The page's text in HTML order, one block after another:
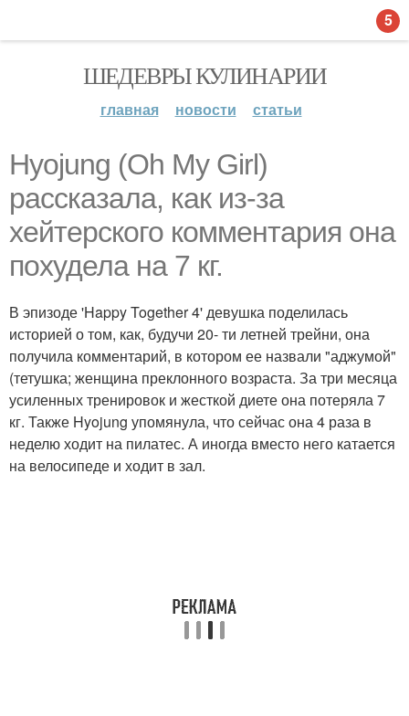
ШЕДЕВРЫ КУЛИНАРИИ
главная новости статьи
Hyojung (Oh My Girl)
рассказала, как из-за
хейтерского комментария она
похудела на 7 кг.
В эпизоде 'Happy Together 4' девушка поделилась
историей о том, как, будучи 20- ти летней трейни, она
получила комментарий, в котором ее назвали "аджумой"
(тетушка; женщина преклонного возраста. За три месяца
усиленных тренировок и жесткой диете она потеряла 7
кг. Также Hyojung упомянула, что сейчас она 4 раза в
неделю ходит на пилатес. А иногда вместо него катается
на велосипеде и ходит в зал.
5